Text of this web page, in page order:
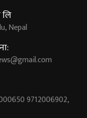
Nepal
9712006902,